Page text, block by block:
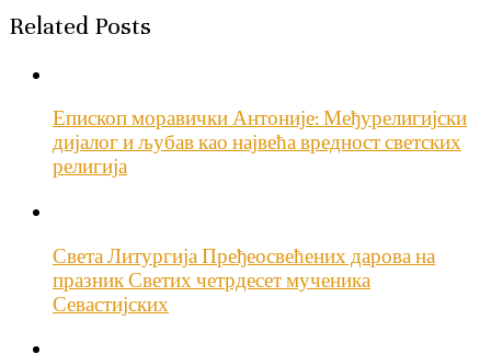
Related Posts
Епископ моравички Антоније: Међурелигијски
дијалог и љубав као највећа вредност светских
религија
Света Литургија Пређеосвећених дарова на
празник Светих четрдесет мученика
Севастијских